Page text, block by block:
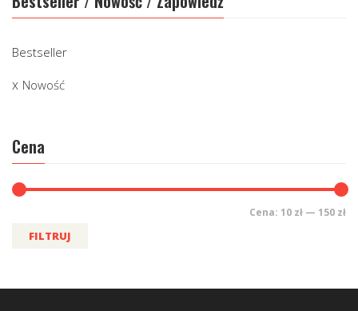
Bestseller
Nowość
Cena
FILTRUJ
Cena: 10 zł — 150 zł